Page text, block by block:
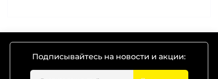
Подписывайтесь на новости и акции: